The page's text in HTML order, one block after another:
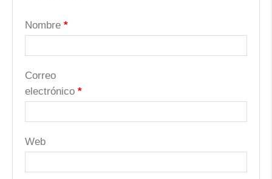
Nombre *
Correo
electrónico *
Web